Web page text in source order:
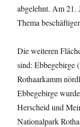
abgelehnt. Am 21.
Thema
Die weiteren
sind: Ebbegebirge
Rothaarkamm
Ebbegebirge
Herscheid und
Nationalpark